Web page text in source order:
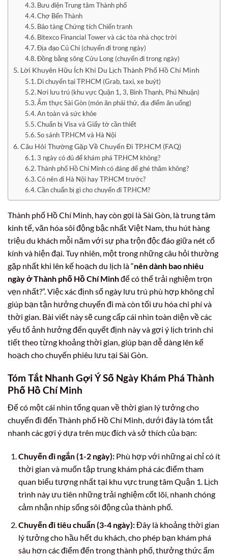
Bưu điện Trung tâm Thành phố
Chợ Bến Thành
Bảo tàng Chứng tích Chiến tranh
Bitexco Financial Tower và các tòa nhà chọc trời
Địa đạo Củ Chi (chuyến đi trong ngày)
Đồng bằng sông Cửu Long (chuyến đi trong ngày)
Lời Khuyên Hữu Ích Khi Du Lịch Thành Phố Hồ Chí Minh
Di chuyển tại TP.HCM (Grab, taxi, xe buýt)
Nơi lưu trú (khu vực Quận 1, 3, Bình Thạnh, Phú Nhuận)
Ẩm thực Sài Gòn (món ăn phải thử, địa điểm ăn uống)
An toàn và sức khỏe
Chuẩn bị Visa và Giấy tờ cần thiết
So sánh TP.HCM và Hà Nội
Câu Hỏi Thường Gặp Về Chuyến Đi TP.HCM (FAQ)
3 ngày có đủ để khám phá TP.HCM không?
Thành phố Hồ Chí Minh có đáng để ghé thăm không?
Có nên đi Hà Nội hay TP.HCM trước?
Cần chuẩn bị gì cho chuyến đi TP.HCM?
Thành phố Hồ Chí Minh, hay còn gọi là Sài Gòn, là trung tâm
kinh tế, văn hóa sôi động bậc nhất Việt Nam, thu hút hàng
triệu du khách mỗi năm với sự pha trộn độc đáo giữa nét cổ
kính và hiện đại. Tuy nhiên, một trong những câu hỏi thường
gặp nhất khi lên kế hoạch du lịch là “nên dành bao nhiêu
ngày ở Thành phố Hồ Chí Minhđể có thể trải nghiệm trọn
vẹn nhất?”. Việc xác định số ngày lưu trú phù hợp không chỉ
giúp bạn tận hưởng chuyến đi mà còn tối ưu hóa chi phí và
thời gian. Bài viết này sẽ cung cấp cái nhìn toàn diện về các
yếu tố ảnh hưởng đến quyết định này và gợi ý lịch trình chi
tiết theo từng khoảng thời gian, giúp bạn dễ dàng lên kế
hoạch cho chuyến phiêu lưu tại Sài Gòn.
Tóm Tắt Nhanh Gợi Ý Số Ngày Khám Phá Thành
Phố Hồ Chí Minh
Để có một cái nhìn tổng quan về thời gian lý tưởng cho
chuyến đi đến Thành phố Hồ Chí Minh, dưới đây là tóm tắt
nhanh các gợi ý dựa trên mục đích và sở thích của bạn:
Chuyến đi ngắn (1-2 ngày):Phù hợp với những ai chỉ có ít
thời gian và muốn tập trung khám phá các điểm tham
quan biểu tượng nhất tại khu vực trung tâm Quận 1. Lịch
trình này ưu tiên những trải nghiệm cốt lõi, nhanh chóng
cảm nhận nhịp sống sôi động của thành phố.
Chuyến đi tiêu chuẩn (3-4 ngày):Đây là khoảng thời gian
lý tưởng cho hầu hết du khách, cho phép bạn khám phá
sâu hơn các điểm đến trong thành phố, thưởng thức ẩm